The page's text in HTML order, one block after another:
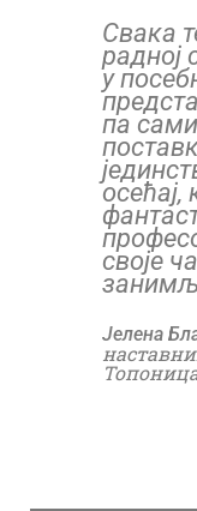
Свака
радној
у
па
осећај,
своје
Јелена